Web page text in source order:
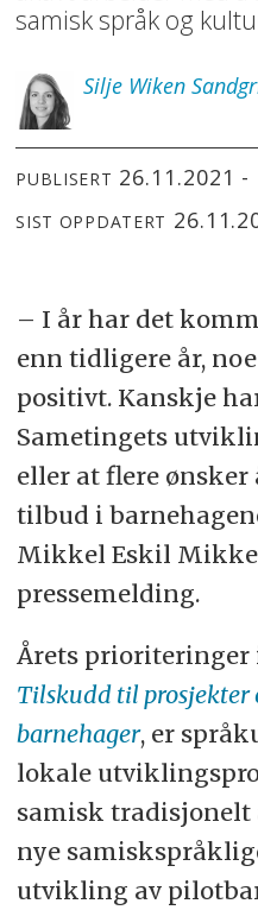
samisk språk og
Silje Wiken
PUBLISERT 26.11.2021
SIST OPPDATERT
– I år har det
enn tidligere år,
positivt. Kanskje
Sametingets
eller at flere
tilbud i
Mikkel Eskil
pressemelding.
Årets
Tilskudd til
barnehager, er
lokale
samisk tradisjonelt
nye
utvikling av